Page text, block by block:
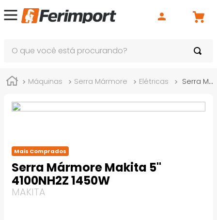
Máquinas Serra Mármore Elétricas Serra Mármore Makita 5" 4100NH2Z 1450W
Mais Comprados
Serra Mármore Makita 5"
4100NH2Z 1450W
MAKITA